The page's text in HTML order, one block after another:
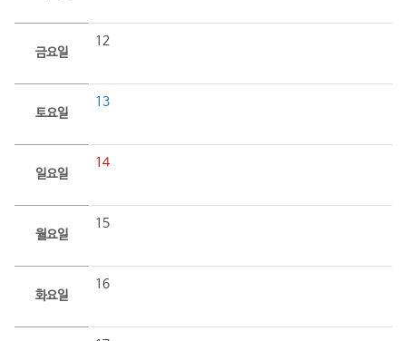
금요일
12
토요일
13
일요일
14
월요일
15
화요일
16